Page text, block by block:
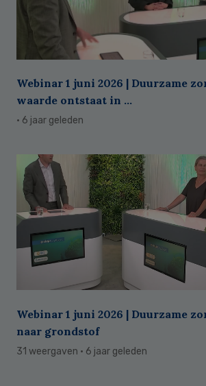
Webinar 1 juni 2026 | Duurzame
waarde ontstaat in ...
· 6 jaar geleden
Webinar 1 juni 2026 | Duurzame
naar grondstof
31 weergaven · 6 jaar geleden